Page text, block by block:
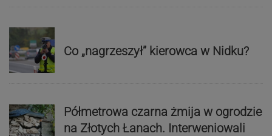
Co „nagrzeszył” kierowca w Nidku?
Półmetrowa czarna żmija w ogrodzie
na Złotych Łanach. Interweniowali